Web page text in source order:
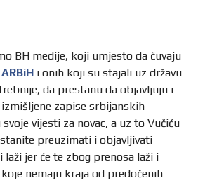
BH medije, koji umjesto da čuvaju
ARBiHi onih koji su stajali uz državu
da prestanu da objavljuju i
zapise srbijanskih
vijesti za novac, a uz to Vučiću
preuzimati i objavljivati
jer će te zbog prenosa laži i
nemaju kraja od predočenih